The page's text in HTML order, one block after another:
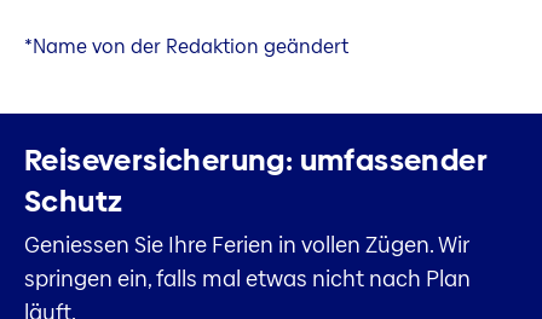
*Name von der Redaktion geändert
Reiseversicherung: umfassender
Schutz
Geniessen Sie Ihre Ferien in vollen Zügen. Wir
springen ein, falls mal etwas nicht nach Plan
läuft.